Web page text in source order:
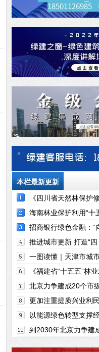
本栏最新更新
《四川省天然林保护
中长期规划》印发
海南林业保护利用“十
五”规划印发实施
招商银行绿色金融：“
而兴”的发展逻辑
推进城市更新 打造“四
好”空间一图读懂｜天津市城
新“十五五”规划
《福建省“十五五”林
规划》印发 明确建设现
北京力争建成20个市
碳园区更加注重提质兴业利民
——山东省明确“十五五”
划编制方向
以能源绿色转型支撑
社会发展全面绿色转型
到2030年北京力争建